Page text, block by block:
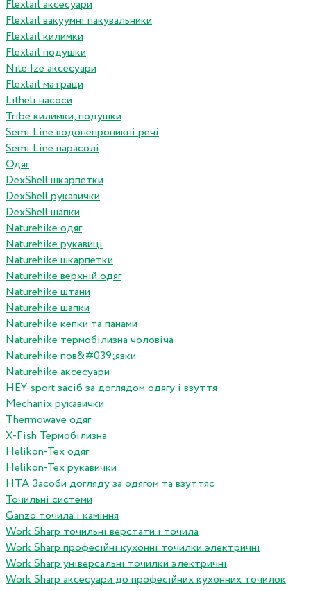
Flextail аксесуари
Flextail вакуумні пакувальники
Flextail килимки
Flextail подушки
Nite Ize аксесуари
Flextail матраци
Litheli насоси
Tribe килимки, подушки
Semi Line водонепроникні речі
Semi Line парасолі
Одяг
DexShell шкарпетки
DexShell рукавички
DexShell шапки
Naturehike одяг
Naturehike рукавиці
Naturehike шкарпетки
Naturehike верхній одяг
Naturehike штани
Naturehike шапки
Naturehike кепки та панами
Naturehike термобілизна чоловіча
Naturehike пов&#039;язки
Naturehike аксесуари
HEY-sport засіб за доглядом одягу і взуття
Mechanix рукавички
Thermowave одяг
X-Fish Термобілизна
Helikon-Tex одяг
Helikon-Tex рукавички
HTA Засоби догляду за одягом та взуттяс
Точильні системи
Ganzo точила і каміння
Work Sharp точильні верстати і точила
Work Sharp професiйнi кухоннi точилки электричнi
Work Sharp унiверсальнi точилки электричнi
Work Sharp аксесуари до професiйних кухонних точилок